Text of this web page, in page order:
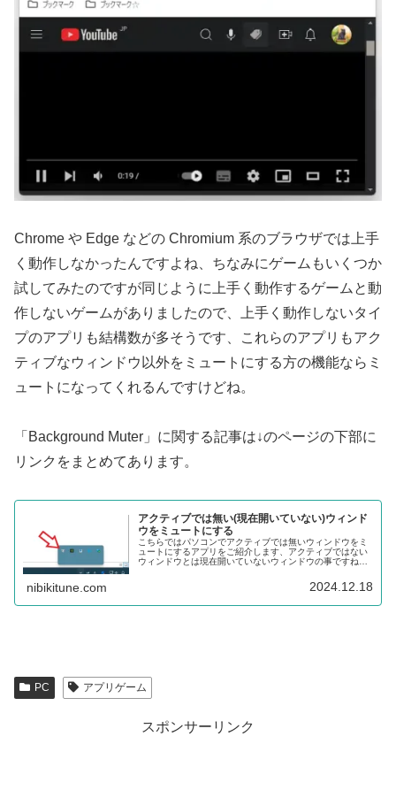
Chrome や Edge などの Chromium 系のブラウザでは上手
く動作しなかったんですよね、ちなみにゲームもいくつか
試してみたのですが同じように上手く動作するゲームと動
作しないゲームがありましたので、上手く動作しないタイ
プのアプリも結構数が多そうです、これらのアプリもアク
ティブなウィンドウ以外をミュートにする方の機能ならミ
ュートになってくれるんですけどね。
「Background Muter」に関する記事は↓のページの下部に
リンクをまとめてあります。
アクティブでは無い(現在開いていない)ウィンド
ウをミュートにする
こちらではパソコンでアクティブでは無いウィンドウをミ
ュートにするアプリをご紹介します、アクティブではない
ウィンドウとは現在開いていないウィンドウの事ですね、
ラウザをミュートにする事ができる訳です。
nibikitune.com 2024.12.18
PC アプリゲーム
スポンサーリンク